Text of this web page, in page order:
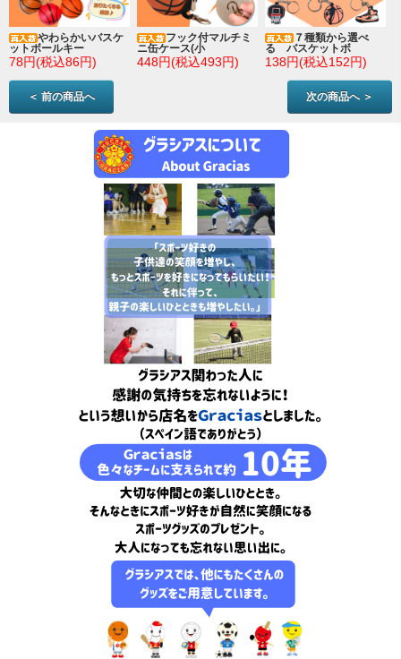
やわらかいバスケ
ットボールキー
78円(税込86円)
フック付マルチミ
ニ缶ケース(小
448円(税込493円)
７種類から選べ
る バスケットボ
138円(税込152円)
＜ 前の商品へ 次の商品へ ＞